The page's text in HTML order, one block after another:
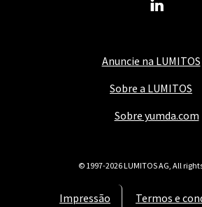
Anuncie na LUMITOS
Sobre a LUMITOS
Sobre yumda.com
Impressão Termos e
© 1997-2026 LUMITOS AG, All